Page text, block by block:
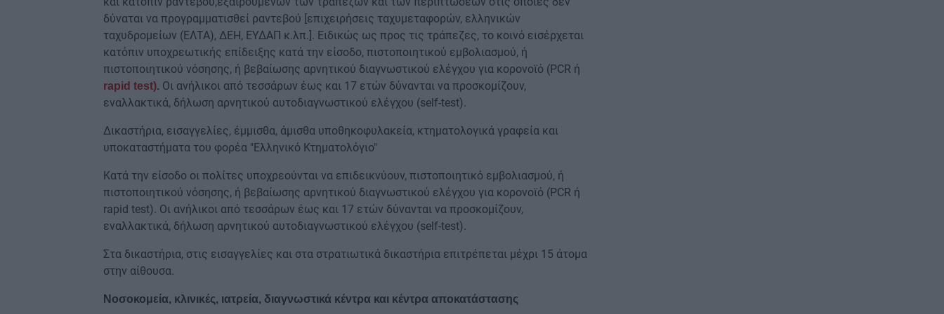
δύναται να προγραμματισθεί ραντεβού [επιχειρήσεις ταχυμεταφορών, ελληνικών
ταχυδρομείων (ΕΛΤΑ), ΔΕΗ, ΕΥΔΑΠ κ.λπ.]. Ειδικώς ως προς τις τράπεζες, το κοινό εισέρχεται
κατόπιν υποχρεωτικής επίδειξης κατά την είσοδο, πιστοποιητικού εμβολιασμού, ή
πιστοποιητικού νόσησης, ή βεβαίωσης αρνητικού διαγνωστικού ελέγχου για κορονοϊό (PCR ή
rapid test). Οι ανήλικοι από τεσσάρων έως και 17 ετών δύνανται να προσκομίζουν,
εναλλακτικά, δήλωση αρνητικού αυτοδιαγνωστικού ελέγχου (self-test).
Δικαστήρια, εισαγγελίες, έμμισθα, άμισθα υποθηκοφυλακεία, κτηματολογικά γραφεία και
υποκαταστήματα του φορέα "Ελληνικό Κτηματολόγιο"
Κατά την είσοδο οι πολίτες υποχρεούνται να επιδεικνύουν, πιστοποιητικό εμβολιασμού, ή
πιστοποιητικού νόσησης, ή βεβαίωσης αρνητικού διαγνωστικού ελέγχου για κορονοϊό (PCR ή
rapid test). Οι ανήλικοι από τεσσάρων έως και 17 ετών δύνανται να προσκομίζουν,
εναλλακτικά, δήλωση αρνητικού αυτοδιαγνωστικού ελέγχου (self-test).
Στα δικαστήρια, στις εισαγγελίες και στα στρατιωτικά δικαστήρια επιτρέπεται μέχρι 15 άτομα
στην αίθουσα.
Νοσοκομεία, κλινικές, ιατρεία, διαγνωστικά κέντρα και κέντρα αποκατάστασης